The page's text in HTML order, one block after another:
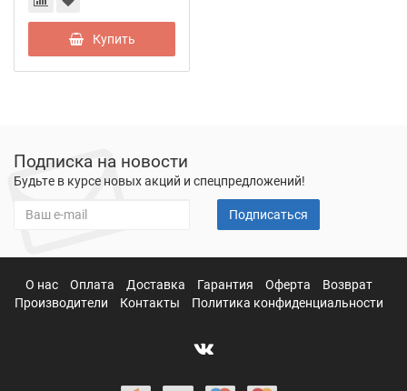
Купить
Подписка на новости
Будьте в курсе новых акций и спецпредложений!
Подписаться
О нас Оплата Доставка Гарантия Оферта
Возврат
Производители
Контакты Политика конфиденциальности